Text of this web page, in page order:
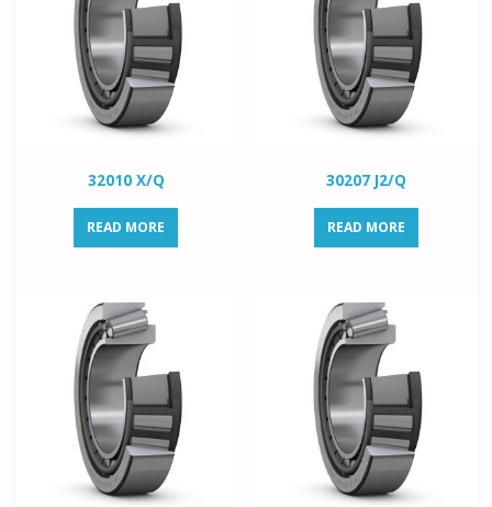
32010 X/Q
READ MORE
30207 J2/Q
READ MORE